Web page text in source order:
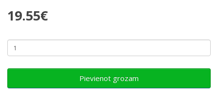
19.55€
Pievienot grozam